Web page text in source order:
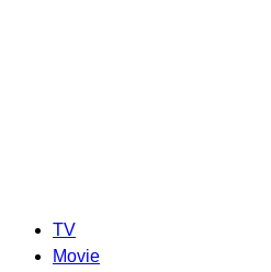
TV
Movie